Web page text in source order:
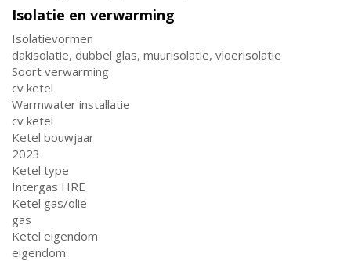
Isolatie en verwarming
Isolatievormen
dakisolatie, dubbel glas, muurisolatie, vloerisolatie
Soort verwarming
cv ketel
Warmwater installatie
cv ketel
Ketel bouwjaar
2023
Ketel type
Intergas HRE
Ketel gas/olie
gas
Ketel eigendom
eigendom